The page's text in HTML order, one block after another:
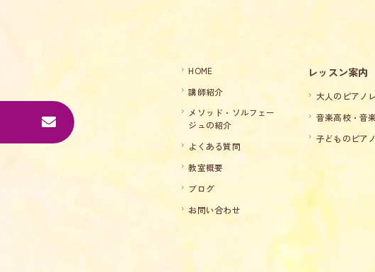
HOME
講師紹介
メソッド・ソルフェー
ジュの紹介
よくある質問
教室概要
ブログ
お問い合わせ
レッスン案内
大人のピアノ
音楽高校・音
子どものピア